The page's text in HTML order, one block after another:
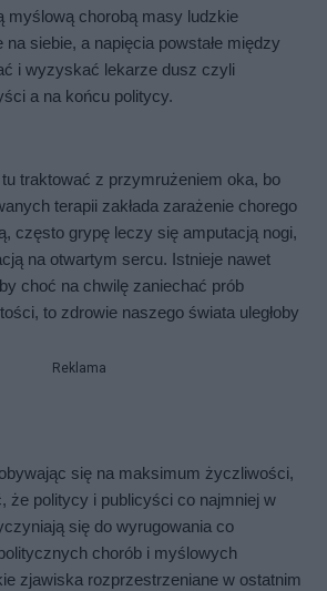
myślową chorobą masy ludzkie
siebie, a napięcia powstałe między
i wyzyskać lekarze dusz czyli
a na końcu politycy.
tu traktować z przymrużeniem oka, bo
terapii zakłada zarażenie chorego
często grypę leczy się amputacją nogi,
na otwartym sercu. Istnieje nawet
choć na chwilę zaniechać prób
to zdrowie naszego świata uległoby
Reklama
się na maksimum życzliwości,
że politycy i publicyści co najmniej w
się do wyrugowania co
chorób i myślowych
zjawiska rozprzestrzeniane w ostatnim